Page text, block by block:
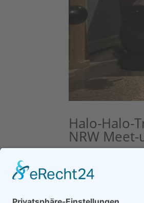
Halo-Halo-
NRW
Am 12.02.2023